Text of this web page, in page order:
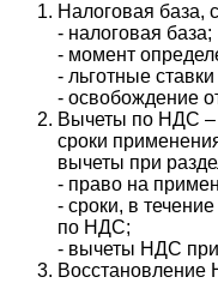
Налоговая база,
- налоговая база;
- момент
- льготные
- освобождение
Вычеты по НДС –
сроки
вычеты при
- право на
- сроки, в
по НДС;
- вычеты НДС при
Восстановление